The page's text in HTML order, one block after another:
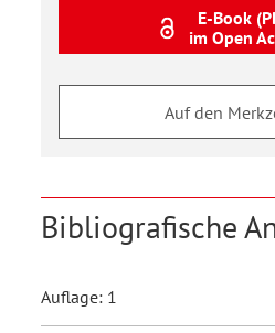
E-Book
im Open
Auf den
Bibliografische
Auflage: 1